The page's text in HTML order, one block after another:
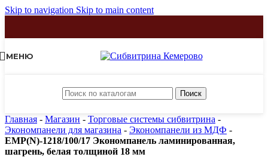
Skip to navigation Skip to main content
МЕНЮ
Поиск
Главная - Магазин - Торговые системы сибвитрина -
Экономпанели для магазина - Экономпанели из МДФ -
EMP(N)-1218/100/17 Экономпанель ламинированная,
шагрень, белая толщиной 18 мм